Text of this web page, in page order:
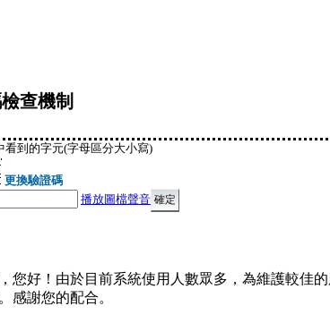
查機制
看到的字元(字母區分大小寫)
更換驗證碼
播放圖檔聲音
您好！由於目前系統使用人數眾多，為維護較佳
感謝您的配合。